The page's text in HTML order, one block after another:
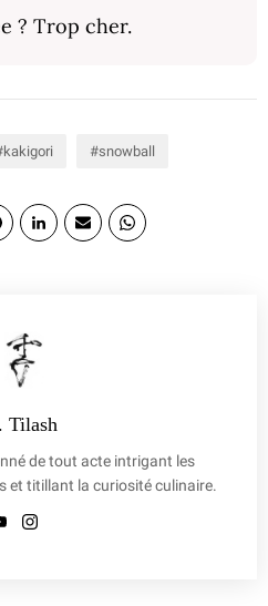
? Trop cher.
kakigori snowball
Tilash
de tout acte intrigant les
et titillant la curiosité culinaire.